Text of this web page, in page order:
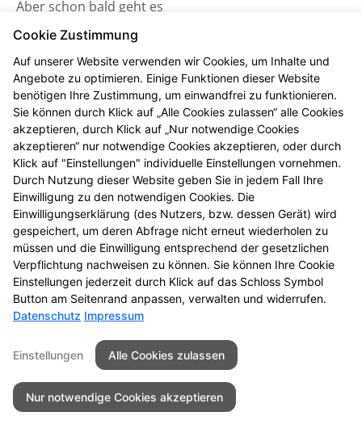
Aber schon bald geht es
wieder los! Schauen Sie
gerne ab dem 02. Juni
2026 vorbei und
entdecken Sie neue
Aktionsprodukte und
das nächste
Gewinnspiel.
Seitenübersicht Kontakt
Impressum
Datenschutz
Barrierefreiheit
© 2026 Löwen Apotheke Giessen
Cookie Zustimmung
Auf unserer Website verwenden wir Cookies, um Inhalte und
Angebote zu optimieren. Einige Funktionen dieser Website
benötigen Ihre Zustimmung, um einwandfrei zu funktionieren.
Sie können durch Klick auf „Alle Cookies zulassen“ alle Cookies
akzeptieren, durch Klick auf „Nur notwendige Cookies
akzeptieren“ nur notwendige Cookies akzeptieren, oder durch
Klick auf "Einstellungen" individuelle Einstellungen vornehmen.
Durch Nutzung dieser Website geben Sie in jedem Fall Ihre
Einwilligung zu den notwendigen Cookies. Die
Einwilligungserklärung (des Nutzers, bzw. dessen Gerät) wird
gespeichert, um deren Abfrage nicht erneut wiederholen zu
müssen und die Einwilligung entsprechend der gesetzlichen
Verpflichtung nachweisen zu können. Sie können Ihre Cookie
Einstellungen jederzeit durch Klick auf das Schloss Symbol
Button am Seitenrand anpassen, verwalten und widerrufen.
Datenschutz Impressum
Einstellungen Alle Cookies zulassen
Nur notwendige Cookies akzeptieren